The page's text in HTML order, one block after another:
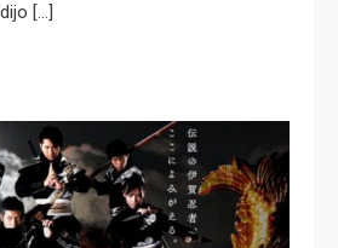
[…]